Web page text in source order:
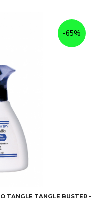
TANGLE TANGLE BUSTER -
-65%